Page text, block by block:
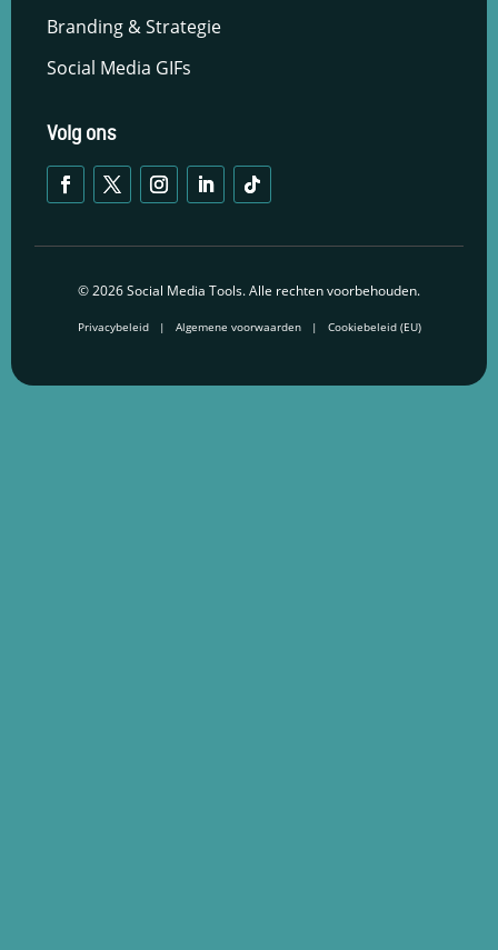
Branding & Strategie
Social Media GIFs
Volg ons
© 2026 Social Media Tools. Alle rechten voorbehouden.
Privacybeleid| Algemene voorwaarden| Cookiebeleid (EU)